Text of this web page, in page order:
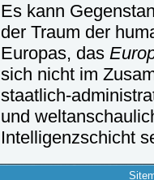
Es kann
der Traum der
Europas, das
sich nicht im
staatlich-
und
Intelligenzschicht